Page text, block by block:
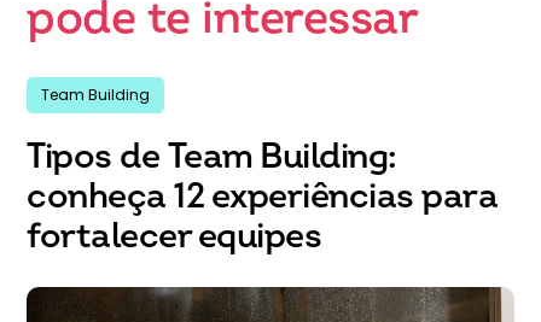
pode te interessar
Team Building
Tipos de Team Building:
conheça 12 experiências para
fortalecer equipes